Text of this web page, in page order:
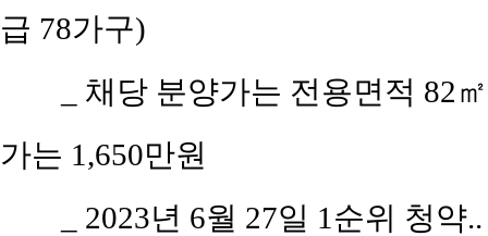
급 78가구)
_ 채당 분양가는 전용면적 82
가는 1,650만원
_ 2023년 6월 27일 1순위 청